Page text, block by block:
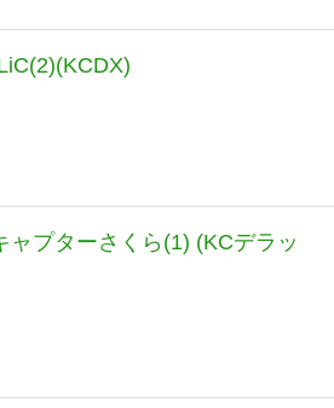
ャプターさくら(1) (KCデラッ